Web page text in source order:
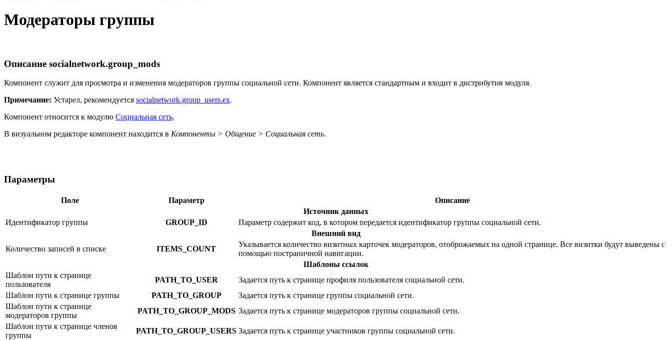
Модераторы группы
Описание socialnetwork.group_mods
Компонент служит для просмотра и изменения модераторов группы социальной сети. Компонент является стандартным и входит в дистрибутив модуля.
Примечание: Устарел, рекомендуется socialnetwork.group_users.ex.
Компонент относится к модулю Социальная сеть.
В визуальном редакторе компонент находится в Компоненты > Общение > Социальная сеть.
Параметры
Поле Параметр
Описание
Источник данных
Идентификатор группы
GROUP_ID
Параметр содержит код, в котором передается идентификатор группы социальной сети.
Внешний вид
Количество записей в списке
ITEMS_COUNT
Указывается количество визитных карточек модераторов, отоброжаемых на одной странице. Все визитки будут выведены с
помощью постраничной навигации.
Шаблоны ссылок
Шаблон пути к странице
пользователя
PATH_TO_USER
Задается путь к странице профиля пользователя социальной сети.
Шаблон пути к странице группы
PATH_TO_GROUP
Задается путь к странице группы социальной сети.
Шаблон пути к странице
модераторов группы
PATH_TO_GROUP_MODS Задается путь к странице модераторов группы социальной сети.
Шаблон пути к странице членов
группы
PATH_TO_GROUP_USERS Задается путь к странице участников группы социальной сети.